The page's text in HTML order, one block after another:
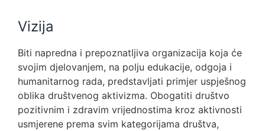
Vizija
Biti napredna i prepoznatljiva organizacija koja će
svojim djelovanjem, na polju edukacije, odgoja i
humanitarnog rada, predstavljati primjer uspješnog
oblika društvenog aktivizma. Obogatiti društvo
pozitivnim i zdravim vrijednostima kroz aktivnosti
usmjerene prema svim kategorijama društva,